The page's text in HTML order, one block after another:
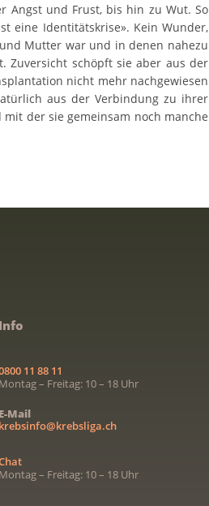
Angst und Frust, bis hin zu Wut. So
eine Identitätskrise». Kein Wunder,
Mutter war und in denen nahezu
Zuversicht schöpft sie aber aus der
nicht mehr nachgewiesen
aus der Verbindung zu ihrer
der sie gemeinsam noch manche
11 88 11
Montag – Freitag: 10 – 18 Uhr
E-Mail
krebsinfo@krebsliga.ch
Montag – Freitag: 10 – 18 Uhr